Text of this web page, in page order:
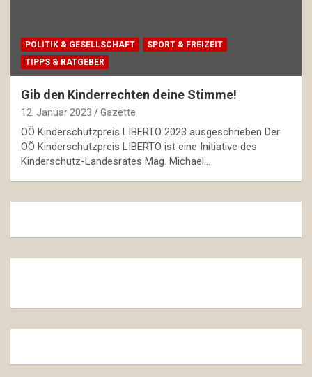
POLITIK & GESELLSCHAFT
SPORT & FREIZEIT
TIPPS & RATGEBER
Gib den Kinderrechten deine Stimme!
12. Januar 2023 Gazette
OÖ Kinderschutzpreis LIBERTO 2023 ausgeschrieben Der
OÖ Kinderschutzpreis LIBERTO ist eine Initiative des
Kinderschutz-Landesrates Mag. Michael…